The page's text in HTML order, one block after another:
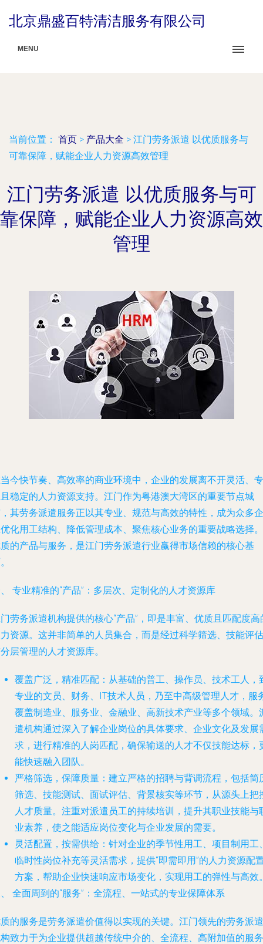
北京鼎盛百特清洁服务有限公司
MENU
当前位置： 首页 > 产品大全 > 江门劳务派遣 以优质服务与
可靠保障，赋能企业人力资源高效管理
江门劳务派遣 以优质服务与可
靠保障，赋能企业人力资源高效
管理
今快节奏、高效率的商业环境中，企业的发展离不开灵活、专
稳定的人力资源支持。江门作为粤港澳大湾区的重要节点城
其劳务派遣服务正以其专业、规范与高效的特性，成为众多企
化用工结构、降低管理成本、聚焦核心业务的重要战略选择。
的产品与服务，是江门劳务派遣行业赢得市场信赖的核心基
专业精准的“产品”：多层次、定制化的人才资源库
劳务派遣机构提供的核心“产品”，即是丰富、优质且匹配度高
资源。这并非简单的人员集合，而是经过科学筛选、技能评估
层管理的人才资源库。
覆盖广泛，精准匹配 ：从基础的普工、操作员、技术工人，
专业的文员、财务、IT技术人员，乃至中高级管理人才，服
覆盖制造业、服务业、金融业、高新技术产业等多个领域。
遣机构通过深入了解企业岗位的具体要求、企业文化及发展
求，进行精准的人岗匹配，确保输送的人才不仅技能达标，
能快速融入团队。
严格筛选，保障质量 ：建立严格的招聘与背调流程，包括简
筛选、技能测试、面试评估、背景核实等环节，从源头上把
人才质量。注重对派遣员工的持续培训，提升其职业技能与
业素养，使之能适应岗位变化与企业发展的需要。
灵活配置，按需供给 ：针对企业的季节性用工、项目制用工
临时性岗位补充等灵活需求，提供“即需即用”的人力资源配
方案，帮助企业快速响应市场变化，实现用工的弹性与高效
全面周到的“服务”：全流程、一站式的专业保障体系
的服务是劳务派遣价值得以实现的关键。江门领先的劳务派遣
致力于为企业提供超越传统中介的、全流程、高附加值的服务